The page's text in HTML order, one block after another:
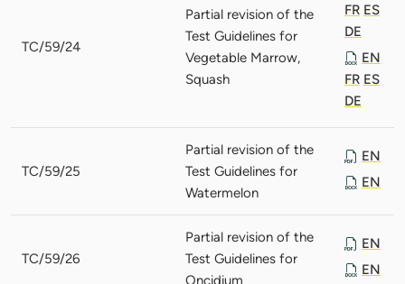
TC/59/24
Partial revision of the
Test Guidelines for
Vegetable Marrow,
Squash
FR ES
DE
EN
FR ES
DE
TC/59/25
Partial revision of the
Test Guidelines for
Watermelon
EN
EN
TC/59/26
Partial revision of the
Test Guidelines for
Oncidium
EN
EN